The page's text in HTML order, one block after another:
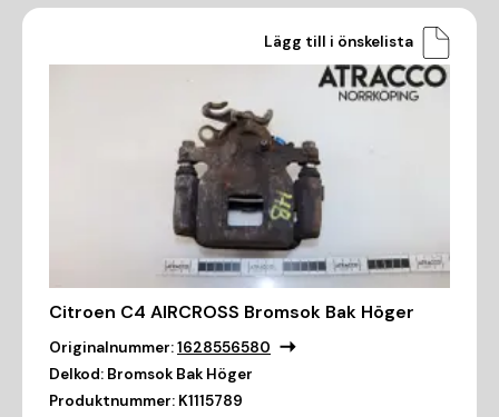
Lägg till i önskelista
Citroen C4 AIRCROSS Bromsok Bak Höger
Originalnummer:1628556580
Delkod: Bromsok Bak Höger
Produktnummer: K1115789